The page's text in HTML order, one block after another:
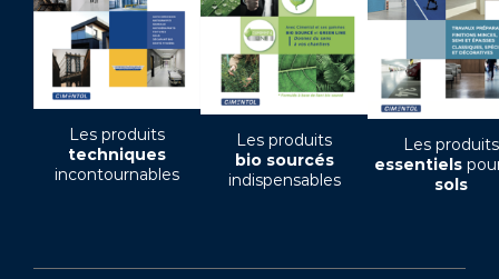
Les produits
techniques
incontournables
Les produits
bio sourcés
indispensables
Les produits
essentiels
sols